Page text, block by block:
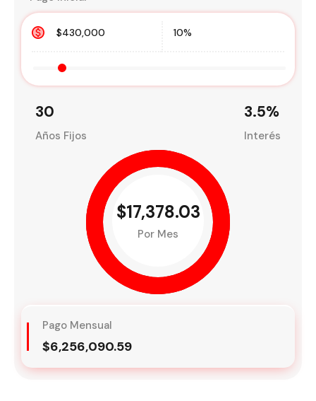
30
Años Fijos
3.5%
Interés
$17,378.03
Por Mes
Pago Mensual
$6,256,090.59